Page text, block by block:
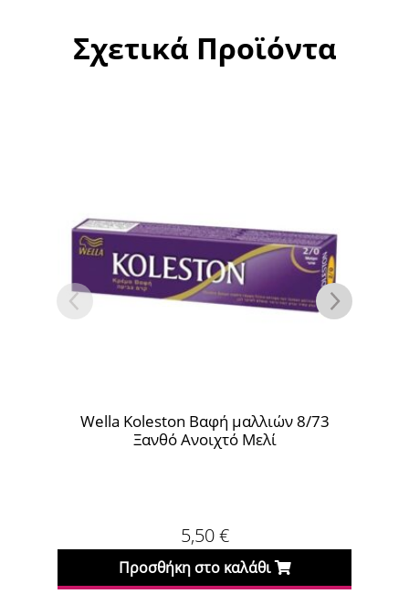
Σχετικά Προϊόντα
Wella Koleston Βαφή μαλλιών 8/73
Ξανθό Ανοιχτό Μελί
Προσθήκη στο καλάθι